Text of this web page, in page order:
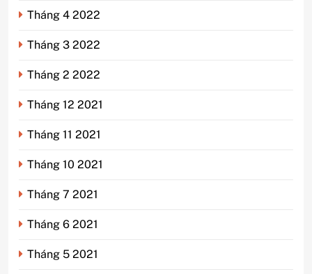
Tháng 4 2022
Tháng 3 2022
Tháng 2 2022
Tháng 12 2021
Tháng 11 2021
Tháng 10 2021
Tháng 7 2021
Tháng 6 2021
Tháng 5 2021